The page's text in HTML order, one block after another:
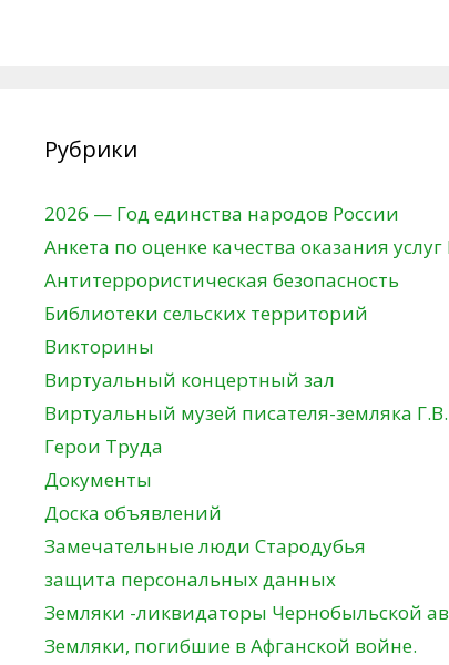
Рубрики
2026 — Год единства народов России
Анкета по оценке качества оказания
Антитеррористическая безопасность
Библиотеки сельских территорий
Викторины
Виртуальный концертный зал
Виртуальный музей писателя-земляка
Герои Труда
Документы
Доска объявлений
Замечательные люди Стародубья
защита персональных данных
Земляки -ликвидаторы Чернобыльской
Земляки, погибшие в Афганской войне.